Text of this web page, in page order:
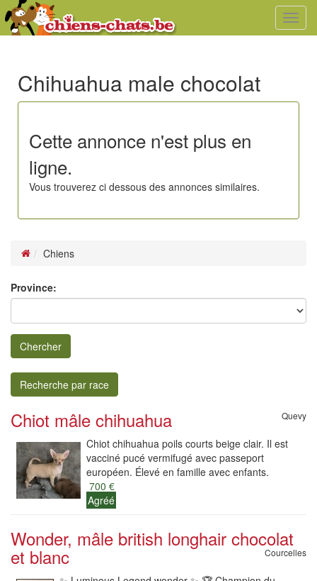
Chihuahua male chocolat
Cette annonce n'est plus en
ligne.
Vous trouverez ci dessous des annonces similaires.
Chiens
Province:
Chercher
Recherche par race
Chiot mâle chihuahua Quevy
Chiot chihuahua poils courts beige clair. Il est
vacciné pucé vermifugé avec passeport
européen. Élevé en famille avec enfants.
700 €
Agréé
Wonder, mâle british longhair chocolat
et blanc Courcelles